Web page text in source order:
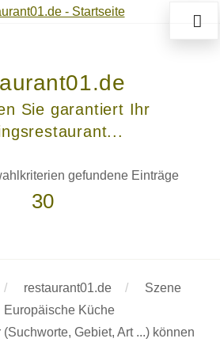
Sie garantiert Ihr
gefundene Einträge
30
restaurant01.de
Szene
Europäische Küche
Gebiet, Art ...) können